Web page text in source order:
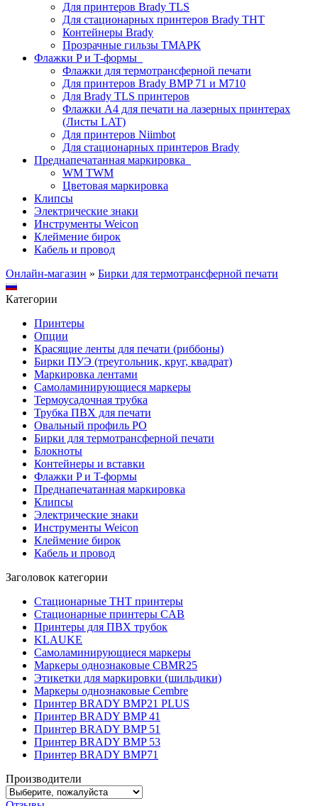
Для принтеров Brady TLS
Для стационарных принтеров Brady THT
Контейнеры Brady
Прозрачные гильзы ТМАРК
Флажки P и T-формы
Флажки для термотрансферной печати
Для принтеров Brady BMP 71 и M710
Для Brady TLS принтеров
Флажки A4 для печати на лазерных принтерах
(Листы LAT)
Для принтеров Niimbot
Для стационарных принтеров Brady
Преднапечатанная маркировка
WM TWM
Цветовая маркировка
Клипсы
Электрические знаки
Инструменты Weicon
Клеймение бирок
Кабель и провод
Онлайн-магазин » Бирки для термотрансферной печати
Категории
Принтеры
Опции
Красящие ленты для печати (риббоны)
Бирки ПУЭ (треугольник, круг, квадрат)
Маркировка лентами
Самоламинирующиеся маркеры
Термоусадочная трубка
Трубка ПВХ для печати
Овальный профиль PO
Бирки для термотрансферной печати
Блокноты
Контейнеры и вставки
Флажки P и T-формы
Преднапечатанная маркировка
Клипсы
Электрические знаки
Инструменты Weicon
Клеймение бирок
Кабель и провод
Заголовок категории
Стационарные THT принтеры
Стационарные принтеры CAB
Принтеры для ПВХ трубок
KLAUKE
Самоламинирующиеся маркеры
Маркеры однознаковые CBMR25
Этикетки для маркировки (шильдики)
Маркеры однознаковые Cembre
Принтер BRADY BMP21 PLUS
Принтер BRADY BMP 41
Принтер BRADY BMP 51
Принтер BRADY BMP 53
Принтер BRADY BMP71
Производители